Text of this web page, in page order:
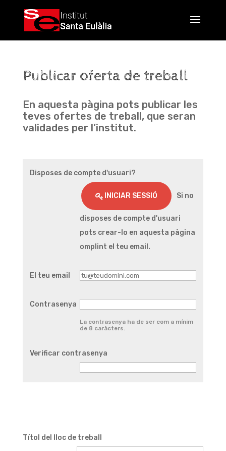
Publicar oferta de treball
En aquesta pàgina pots publicar les
teves ofertes de treball, que seran
validades per l’institut.
Disposes de compte d'usuari?
INICIAR SESSIÓ Si no
disposes de compte d'usuari
pots crear-lo en aquesta pàgina
omplint el teu email.
El teu email
Contrasenya
La contrasenya ha de ser com a mínim
de 8 caràcters.
Verificar contrasenya
Títol del lloc de treball